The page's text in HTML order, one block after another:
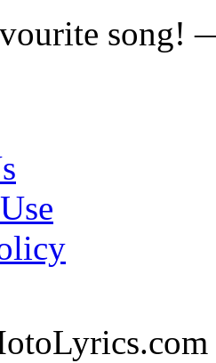
song!